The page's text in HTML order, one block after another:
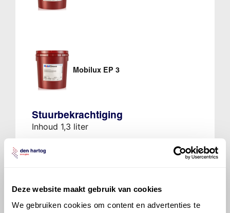
Deze website maakt gebruik van cookies
We gebruiken cookies om content en advertenties te
Mobilux EP 3
Stuurbekrachtiging
Inhoud 1,3 liter